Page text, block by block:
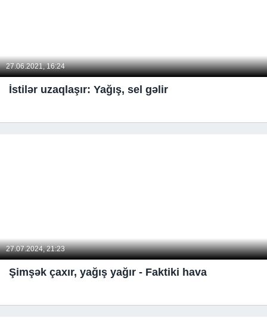
27.06.2021, 16:24
İstilər uzaqlaşır: Yağış, sel gəlir
27.07.2024, 21:23
Şimşək çaxır, yağış yağır - Faktiki hava